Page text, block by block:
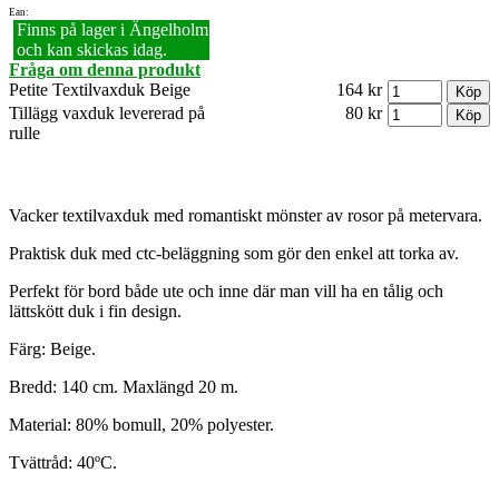
Ean:
Finns på lager i Ängelholm
och kan skickas idag.
Fråga om denna produkt
Petite Textilvaxduk Beige
164 kr
Tillägg vaxduk levererad på
rulle
80 kr
Vacker textilvaxduk med romantiskt mönster av rosor på metervara.
Praktisk duk med ctc-beläggning som gör den enkel att torka av.
Perfekt för bord både ute och inne där man vill ha en tålig och
lättskött duk i fin design.
Färg: Beige.
Bredd: 140 cm. Maxlängd 20 m.
Material: 80% bomull, 20% polyester.
Tvättråd: 40ºC.